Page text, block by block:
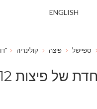
ENGLISH
ספיישל פיצה קולינריה